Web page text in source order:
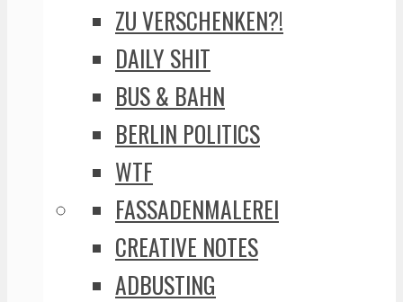
ZU VERSCHENKEN?!
DAILY SHIT
BUS & BAHN
BERLIN POLITICS
WTF
FASSADENMALEREI
CREATIVE NOTES
ADBUSTING